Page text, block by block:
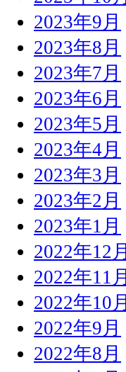
2023年9月
2023年8月
2023年7月
2023年6月
2023年5月
2023年4月
2023年3月
2023年2月
2023年1月
2022年12月
2022年11月
2022年10月
2022年9月
2022年8月